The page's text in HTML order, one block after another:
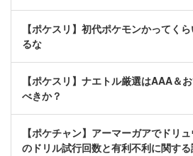
【ポケスリ】初代ポケモンかってく
るな
【ポケスリ】ナエトル厳選はAAA＆
べきか？
【ポケチャン】アーマーガアでドリ
のドリル試行回数と有利不利に関す